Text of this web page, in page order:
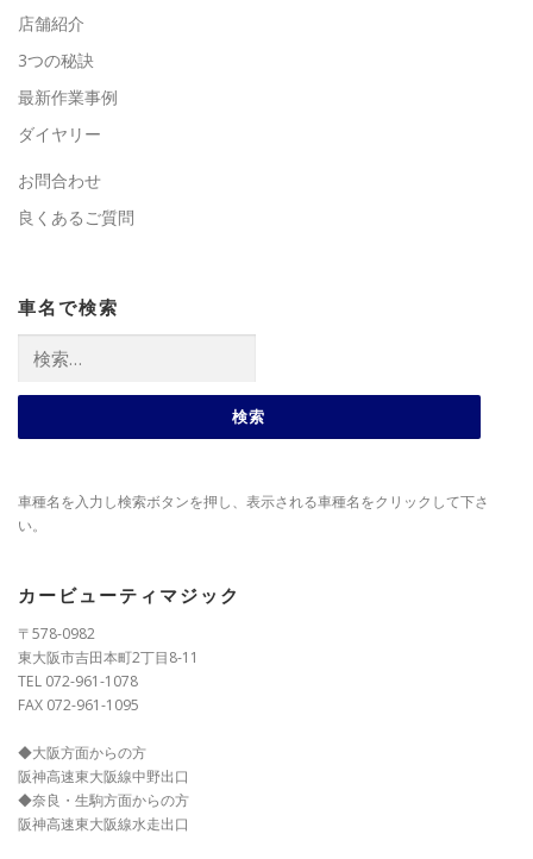
店舗紹介
3つの秘訣
最新作業事例
ダイヤリー
お問合わせ
良くあるご質問
車名で検索
索:
車種名を入力し検索ボタンを押し、表示される車種名をクリックして下さ
い。
カービューティマジック
〒578-0982
東大阪市吉田本町2丁目8-11
TEL 072-961-1078
FAX 072-961-1095
◆大阪方面からの方
阪神高速東大阪線中野出口
◆奈良・生駒方面からの方
阪神高速東大阪線水走出口